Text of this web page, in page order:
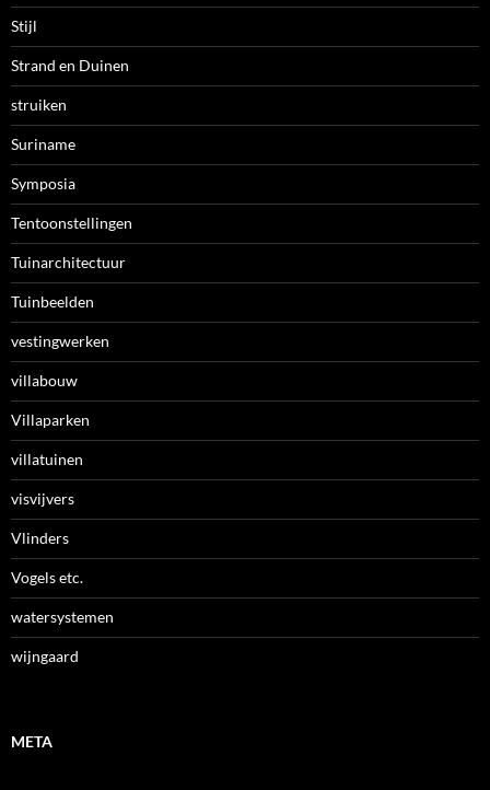
Stijl
Strand en Duinen
struiken
Suriname
Symposia
Tentoonstellingen
Tuinarchitectuur
Tuinbeelden
vestingwerken
villabouw
Villaparken
villatuinen
visvijvers
Vlinders
Vogels etc.
watersystemen
wijngaard
META